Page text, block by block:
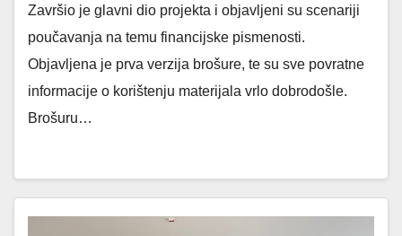
Završio je glavni dio projekta i objavljeni su scenariji
poučavanja na temu financijske pismenosti.
Objavljena je prva verzija brošure, te su sve povratne
informacije o korištenju materijala vrlo dobrodošle.
Brošuru…